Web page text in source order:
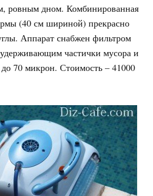
ровным дном. Комбинированная
(40 см шириной) прекрасно
Аппарат снабжен фильтром
частички мусора и
70 микрон. Стоимость – 41000